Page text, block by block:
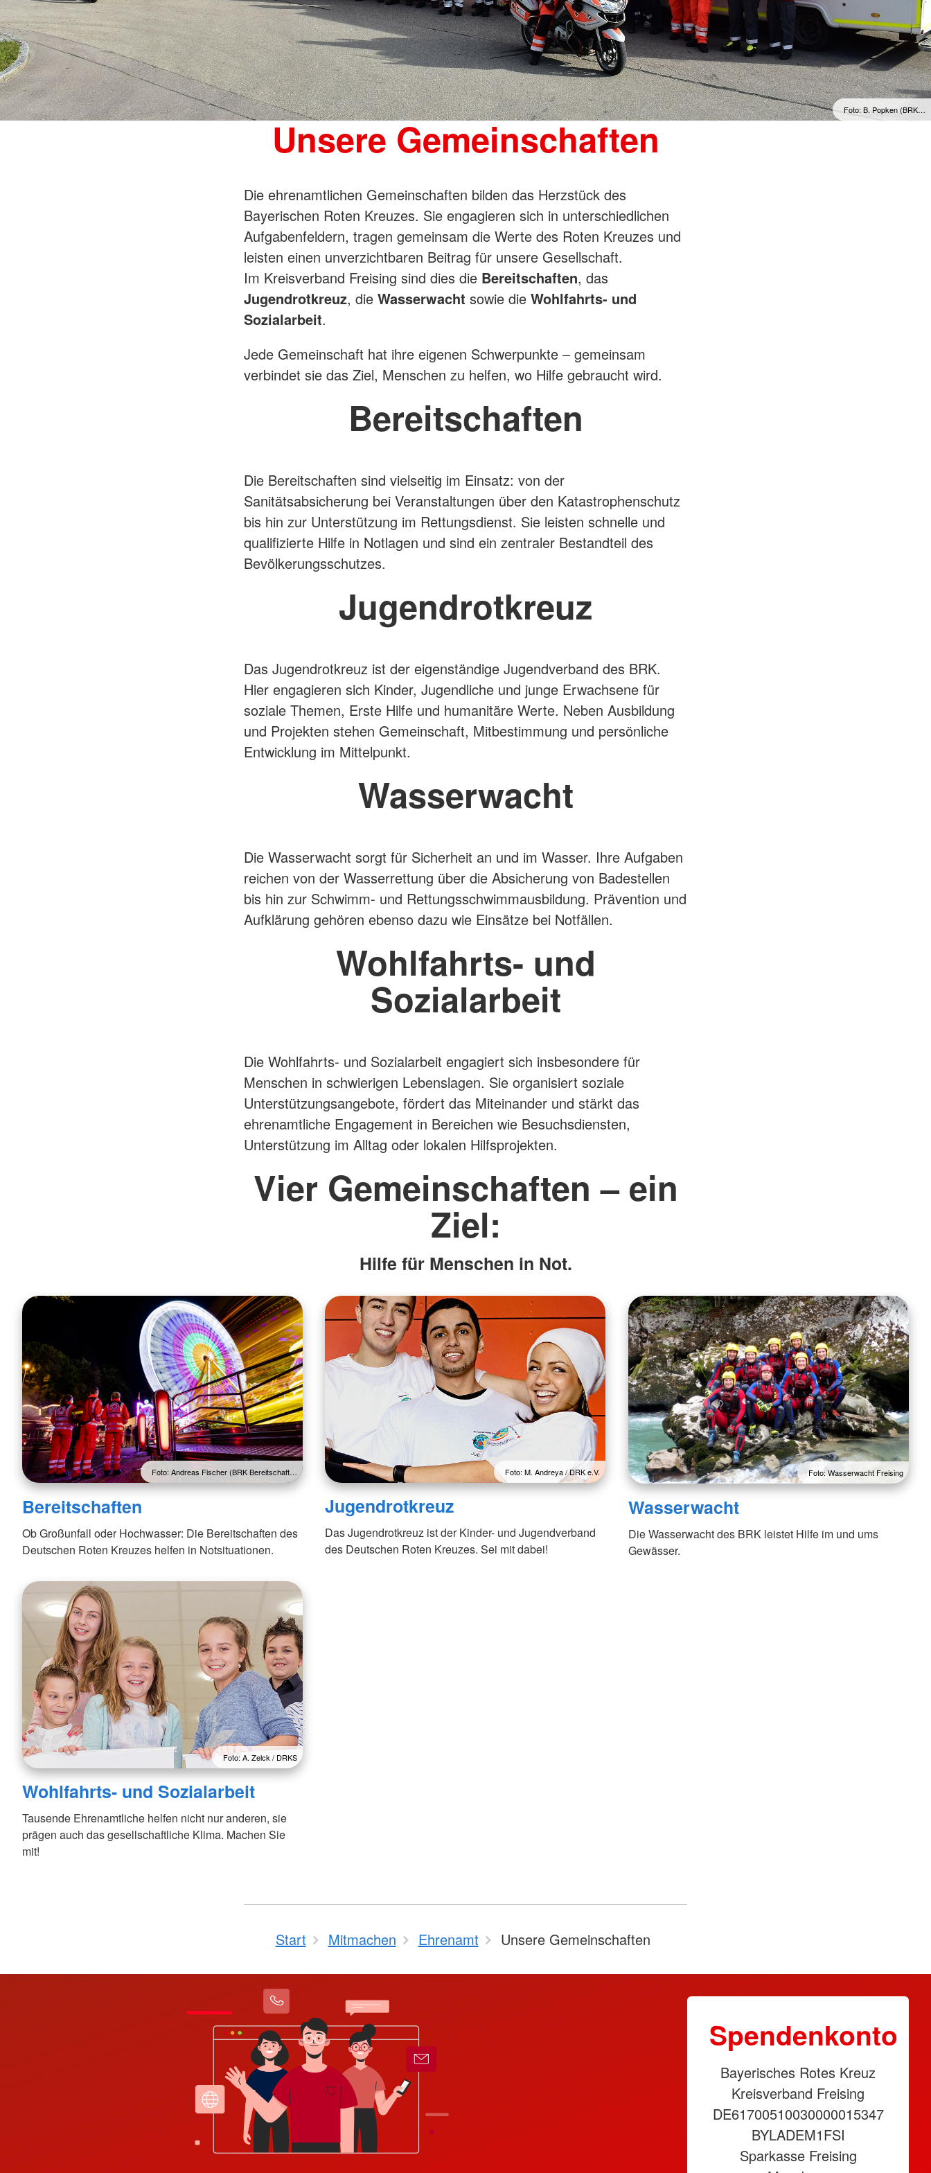
Foto: B. Popken (BRK…
Unsere Gemeinschaften
Die ehrenamtlichen Gemeinschaften bilden das Herzstück des
Bayerischen Roten Kreuzes. Sie engagieren sich in unterschiedlichen
Aufgabenfeldern, tragen gemeinsam die Werte des Roten Kreuzes und
leisten einen unverzichtbaren Beitrag für unsere Gesellschaft.
Im Kreisverband Freising sind dies die Bereitschaften, das
Jugendrotkreuz, die Wasserwacht sowie die Wohlfahrts- und
Sozialarbeit.
Jede Gemeinschaft hat ihre eigenen Schwerpunkte – gemeinsam
verbindet sie das Ziel, Menschen zu helfen, wo Hilfe gebraucht wird.
Bereitschaften
Die Bereitschaften sind vielseitig im Einsatz: von der
Sanitätsabsicherung bei Veranstaltungen über den Katastrophenschutz
bis hin zur Unterstützung im Rettungsdienst. Sie leisten schnelle und
qualifizierte Hilfe in Notlagen und sind ein zentraler Bestandteil des
Bevölkerungsschutzes.
Jugendrotkreuz
Das Jugendrotkreuz ist der eigenständige Jugendverband des BRK.
Hier engagieren sich Kinder, Jugendliche und junge Erwachsene für
soziale Themen, Erste Hilfe und humanitäre Werte. Neben Ausbildung
und Projekten stehen Gemeinschaft, Mitbestimmung und persönliche
Entwicklung im Mittelpunkt.
Wasserwacht
Die Wasserwacht sorgt für Sicherheit an und im Wasser. Ihre Aufgaben
reichen von der Wasserrettung über die Absicherung von Badestellen
bis hin zur Schwimm- und Rettungsschwimmausbildung. Prävention und
Aufklärung gehören ebenso dazu wie Einsätze bei Notfällen.
Wohlfahrts- und
Sozialarbeit
Die Wohlfahrts- und Sozialarbeit engagiert sich insbesondere für
Menschen in schwierigen Lebenslagen. Sie organisiert soziale
Unterstützungsangebote, fördert das Miteinander und stärkt das
ehrenamtliche Engagement in Bereichen wie Besuchsdiensten,
Unterstützung im Alltag oder lokalen Hilfsprojekten.
Vier Gemeinschaften – ein
Ziel:
Hilfe für Menschen in Not.
Foto: Andreas Fischer (BRK Bereitschaft…
Bereitschaften
Ob Großunfall oder Hochwasser: Die Bereitschaften des
Deutschen Roten Kreuzes helfen in Notsituationen.
Foto: M. Andreya / DRK e.V.
Jugendrotkreuz
Das Jugendrotkreuz ist der Kinder- und Jugendverband
des Deutschen Roten Kreuzes. Sei mit dabei!
Foto: Wasserwacht Freising
Wasserwacht
Die Wasserwacht des BRK leistet Hilfe im und ums
Gewässer.
Foto: A. Zelck / DRKS
Wohlfahrts- und Sozialarbeit
Tausende Ehrenamtliche helfen nicht nur anderen, sie
prägen auch das gesellschaftliche Klima. Machen Sie
mit!
Start Mitmachen Ehrenamt Unsere Gemeinschaften
Spendenkonto
Bayerisches Rotes Kreuz
Kreisverband Freising
DE61700510030000015347
BYLADEM1FSI
Sparkasse Freising